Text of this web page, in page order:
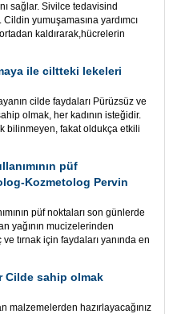
sağlar. Sivilce tedavisind
yumuşamasına yardımcı
kaldırarak,hücrelerin
ile ciltteki lekeleri
cilde faydaları Pürüzsüz ve
olmak, her kadının isteğidir.
bilinmeyen, fakat oldukça etkili
püf
Kozmetolog Pervin
püf noktaları son günlerde
yağının mucizelerinden
tırnak için faydaları yanında en
Cilde sahip olmak
malzemelerden hazırlayacağınız